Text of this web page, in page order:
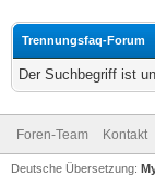
Trennungsfaq-Forum
Der Suchbegriff ist
Foren-Team Kontakt
Deutsche Übersetzung: